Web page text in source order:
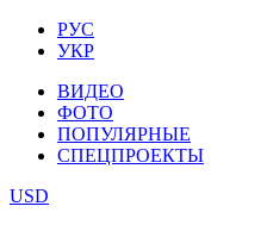
РУС
УКР
ВИДЕО
ФОТО
ПОПУЛЯРНЫЕ
СПЕЦПРОЕКТЫ
USD